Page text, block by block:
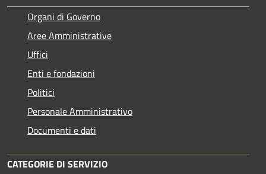
Organi di Governo
Aree Amministrative
Uffici
Enti e fondazioni
Politici
Personale Amministrativo
Documenti e dati
CATEGORIE DI SERVIZIO